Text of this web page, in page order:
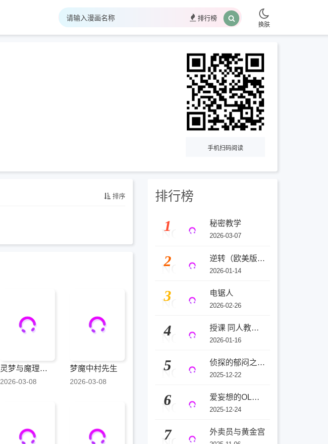
换肤
排行榜
手机扫码阅读
排序
灵梦与魔理沙终成眷属之书
2026-03-08
梦魔中村先生
2026-03-08
排行榜
NO
1 秘密教学
2026-03-07
NO
2 逆转（欧美版）(3D)
2026-01-14
NO
3 电锯人
2026-02-26
NO
4 授课 同人教师与天才辣妹
2026-01-16
NO
5 侦探的郁闷之夜(3D)
2025-12-22
NO
6 爱妄想的OL金城～被单恋对象纳屋发现了自己的秘密
2025-12-24
7 外卖员与黄金宫